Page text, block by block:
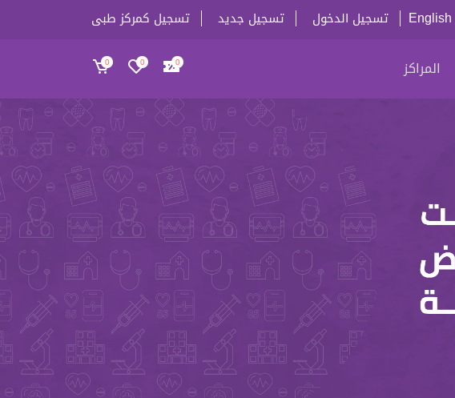
English تسجيل الدخول تسجيل جديد تسجيل كمركز طبى
المراكز 0
0
0